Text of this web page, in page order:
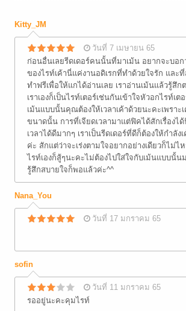
Kitty_JM
วันที่ 7 เมษายน 65
ก่อนอื่นเลยรีดเดอร์คนนั้นที่มาเม้น อยากจะบอ
ของไรท์เค้านี่แค่งานอดิเรกที่ทำด้วยใจรัก และ
ทำฟรีเพื่อให้แกได้อ่านเลย เราอ่านเม้นแล้วรู้สึก
เราเองก็เป็นไรท์เตอร์เช่นกันเข้าใจหัวอกไรท์เ
เม้นแบบนั้นคุณต้องให้เวลาเค้าด้วยนะคะเพราะ
ขนาดนั้น การที่เจียดเวลามาแต่ฟิคได้สักเรื่องไ
เวลาได้ดีมากๆ เราเป็นรีดเดอร์ที่ดีก็ต้องให้กำลัง
ค่ะ สักแต่ว่าจะเร่งตามใจอยากอย่างเดียวก็ไม่
ไรท์เองก็สู้ๆนะคะไม่ต้องไปใส่ใจกับเม้นแบบนั้น
รู้สึกสบายใจก็พอแล้วค่ะ^^
Nana_You
วันที่ 17 มกราคม 65
sofin
วันที่ 11 มกราคม 65
รออยู่นะคะคุมไรท์